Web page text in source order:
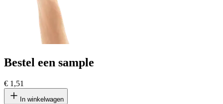
Bestel een sample
€ 1,51
In winkelwagen